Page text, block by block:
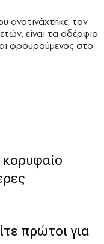
ανατινάχτηκε, τον
είναι τα αδέρφια
φρουρούμενος στο
κορυφαίο
πρώτοι για